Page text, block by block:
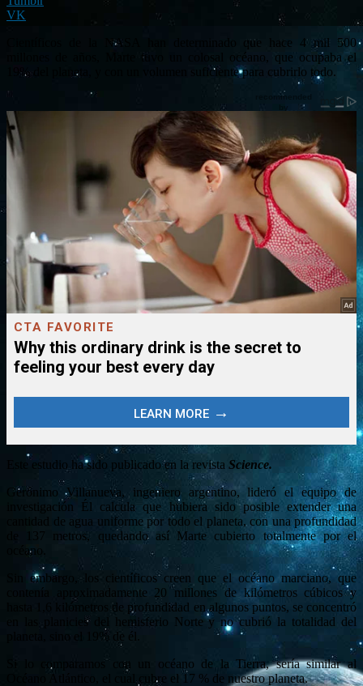
VK
Científicos de la NASA han determinado que hace 4 mil 500
millones de años, Marte tuvo un colosal océano, que ocupaba el
19% del planeta, y con un volumen suficiente para cubrirlo todo.
Este estudio ha sido publicado en la revista Science.
Gerónimo Villanueva, ingeniero argentino, lideró el equipo de
investigación Él calcula que hubiera sido posible extender una
cantidad de agua uniforme por todo el planeta, con una profundidad
de 137 metros, quedando así Marte cubierto totalmente por el
océano.
Sin embargo, los científicos creen que el océano marciano, que
contenía aproximadamente 20 millones de kilómetros cúbicos y
hasta 1,6 kilómetros de profundidad en algunos puntos, se concentró
en las planicies del hemisferio Norte y no cubrió la totalidad del
planeta, sino el 19% de él.
Si lo comparamos con un océano de la Tierra, sería similar al
Océano Atlántico, el cual cubre el 17 % de nuestro planeta.